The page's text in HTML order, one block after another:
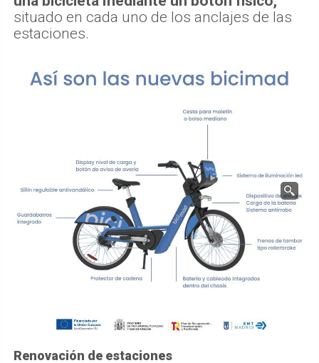
situado en cada uno de los anclajes de las
estaciones.
Renovación de estaciones